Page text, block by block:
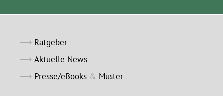
Ratgeber
Aktuelle News
Presse/eBooks & Muster